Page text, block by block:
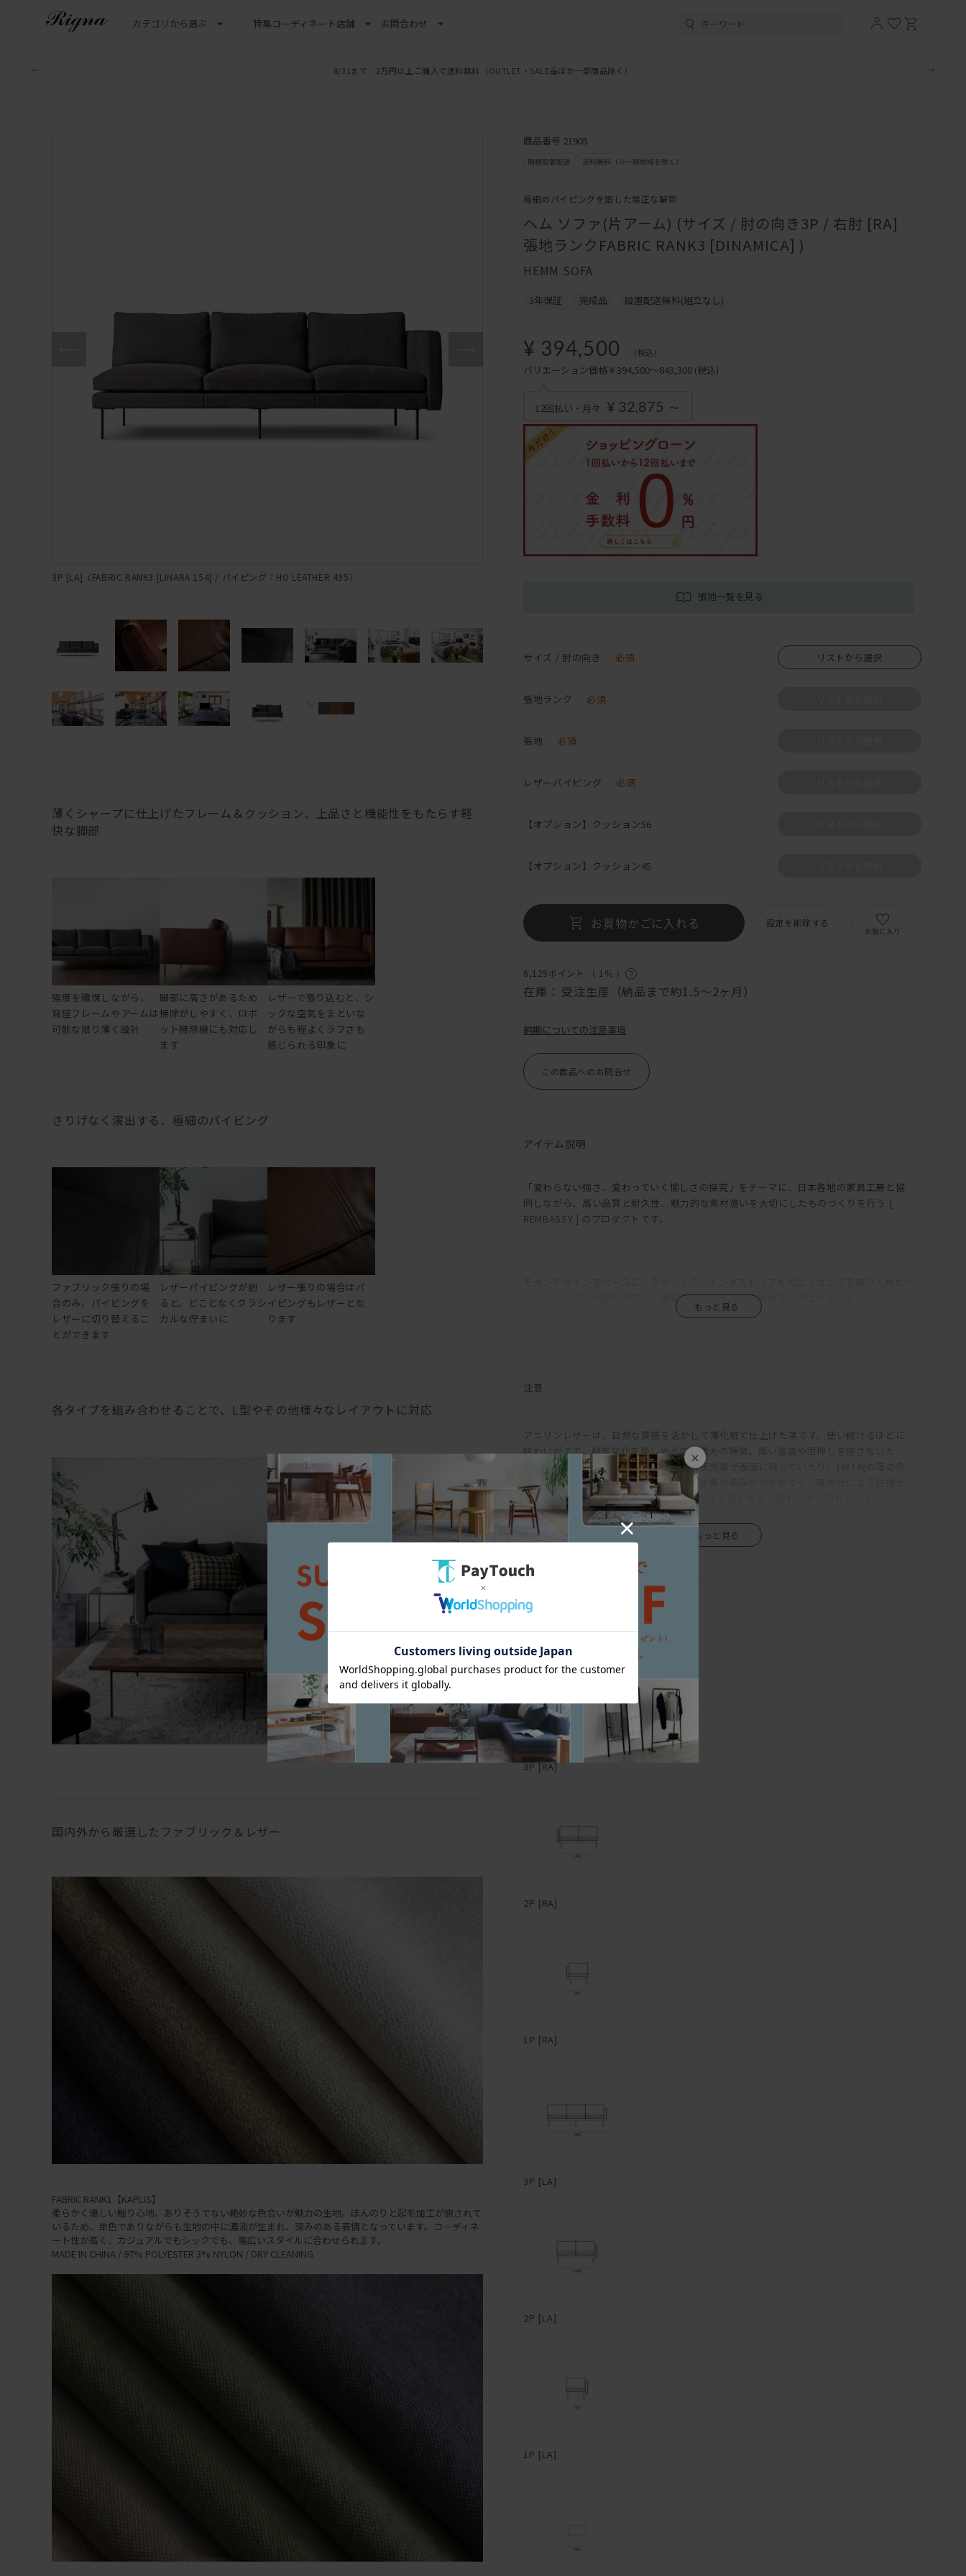
カテゴリから選ぶ 特集コーディネート店舗 お問合わせ
×
8/31まで 2万円以上ご購入で送料無料 （OUTLET・SALE品ほか一部商品除く）
3P [LA]（FABRIC RANK3 [LINARA 154] / パイピング：HO LEATHER 495）
薄くシャープに仕上げたフレーム＆クッション、上品さと機能性をもたらす軽
快な脚部
強度を確保しながら、
背座フレームやアームは
可能な限り薄く設計
脚部に高さがあるため
掃除がしやすく、ロボ
ット掃除機にも対応し
ます
レザーで張り込むと、シ
ックな空気をまといな
がらも程よくラフさも
感じられる印象に
さりげなく演出する、極細のパイピング
ファブリック張りの場
合のみ、パイピングを
レザーに切り替えるこ
とができます
レザーパイピングが廻
ると、どことなくクラシ
カルな佇まいに
レザー張りの場合はパ
イピングもレザーとな
ります
各タイプを組み合わせることで、L型やその他様々なレイアウトに対応
国内外から厳選したファブリック＆レザー
FABRIC RANK1【KAPLIS】
柔らかく優しい触り心地、ありそうでない絶妙な色合いが魅力の生地。ほんのりと起毛加工が施されて
いるため、単色でありながらも生地の中に濃淡が生まれ、深みのある表情となっています。コーディネ
ート性が高く、カジュアルでもシックでも、幅広いスタイルに合わせられます。
MADE IN CHINA / 97% POLYESTER 3% NYLON / DRY CLEANING
商品番号 21905
極細のパイピングを廻した端正な輪郭
ヘム ソファ(片アーム) (サイズ / 肘の向き3P / 右肘 [RA]
張地ランクFABRIC RANK3 [DINAMICA] )
HEMM SOFA
3年保証 完成品 設置配送無料(組立なし)
¥ 394,500 (税込)
バリエーション価格 ¥ 394,500～843,300 (税込)
12回払い・月々 ¥ 32,875 ～
張地一覧を見る
サイズ / 肘の向き 必須 リストから選択
張地ランク 必須
張地 必須
レザーパイピング 必須
【オプション】クッション56
【オプション】クッション45
お買物かごに入れる 設定を削除する
お気に入り
6,129ポイント （ 1％ ）
在庫： 受注生産（納品まで約1.5～2ヶ月）
納期についての注意事項
この商品へのお問合せ
アイテム説明
「変わらない強さ、変わっていく愉しさの探究」をテーマに、日本各地の家具工房と協
同しながら、高い品質と耐久性、魅力的な素材遣いを大切にしたものづくりを行う [
REMBASSY ] のプロダクトです。
ファ。シンプルな造形の中に、繊細なディテールと機能性をしのばせている。
をはさみこむ構成。もたれると身体に添うようにフィットしてくれる。
ンをかませるとより快適に。アームが細いため座面幅が広く、3Pなら男性でもねころが
ることが可能。その時は、背クッションを枕代わりにするといい。また、搬入を考慮し
てアームは着脱できるようになっている。
脚部は、一般的な4本脚ではなく、中央にも2本追加した6本脚としている。これによりソ
ファにかかる負荷が分散でき、薄い座フレーム、細い脚部が実現している。6本脚のブラ
ックスチールは、シックな雰囲気の中にもどことなくインダストリアルな空気を感じさ
せる。脚部先端にはアジャスターが付いているので、設置時は調整を。脚部に高さがある
ので座面下はゆったり広く、掃除がしやすいのも特長。
背座のクッションとアームは、端部にパイピングを用いている。パイピングとは、2枚の
布や革の継ぎ目に別布を挟んでとめる縫製手法のことで、玉縁とも呼ばれる。パイピング
は太さ次第で随分印象が変わってくるが、HEMMではこれを極細でまわし、輪郭をシャー
プに仕立てた。ファブリックで張る場合、パイピングは共生地の他、レザーも選択可
能。レザーのパイピングがまわるとシルエットが際立ち、クラシカルな雰囲気が醸され
る。パイピングに使用するレザーはアニリンレザー。細部まで贅沢だ。
スペースに合わせて柔軟にレイアウトできるよう、片アームタイプ、アームレスタイプ、
コーナータイプなどもラインナップ。組み合わせることでL型にも展開できる。多彩なフ
ァブリック、レザーとあいまって、幅広いシーンへ適応するコーディネート性を備えた。
身体によく触れるクッションとアーム部分はカバーリング仕様。ファブリックであれ
注意
アニリンレザーは、自然な質感を活かして薄化粧で仕上げた革です。使い続けるほどに
味わいがでて、経年変化を楽しめるのが最大の特徴。厚い塗装や型押しを施さないた
め、ナチュラルマークと呼ばれる牛皮の天然傷が表面に残っていたり、1枚1枚の革の色
味にバラつきがあります。また、ひっかき傷や染みがつきやすく、陽の光による色褪せ
も生じます。均一な表面で、使い続けても見た目があまり変わらず、汚れもつきにくい、
というような一般的な革とは全く違うため、革の素朴な風合い、深みあるエイジングを
求める方におすすめです。
三面図
3P [RA]
2P [RA]
1P [RA]
3P [LA]
2P [LA]
1P [LA]